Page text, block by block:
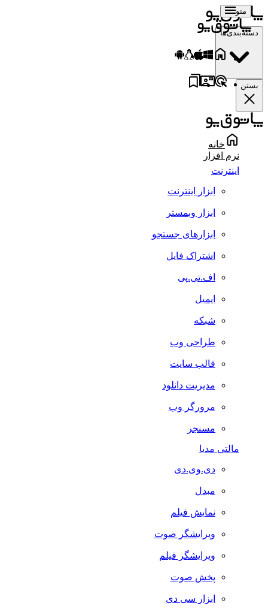
منو
دسته‌بندی‌ها
بستن
خانه
نرم افزار
اینترنت
ابزار اینترنت
ابزار وبمستر
ابزارهای جستجو
اشتراک فایل
اف.تی.پی
ایمیل
شبکه
طراحی وب
قالب سایت
مدیریت دانلود
مرورگر وب
مسنجر
مالتی مدیا
دی.وی.دی
مبدل
نمایش فیلم
ویرایشگر صوت
ویرایشگر فیلم
پخش صوت
ابزار سی دی